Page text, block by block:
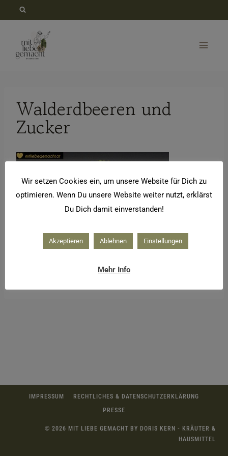
springen
Walderdbeeren und
Zucker
IMPRESSUM
RECHTLICHES & DATENSCHUTZERKLÄRUNG
PRESSE
© 2026 MIT LIEBE GEMACHT BY DORIS KERN - KRÄUTER &
HAUSMITTEL
Wir setzen Cookies ein, um unsere Website für Dich zu
optimieren. Wenn Du unsere Website weiter nutzt, erklärst
Du Dich damit einverstanden!
Akzeptieren Ablehnen Einstellungen
Mehr Info